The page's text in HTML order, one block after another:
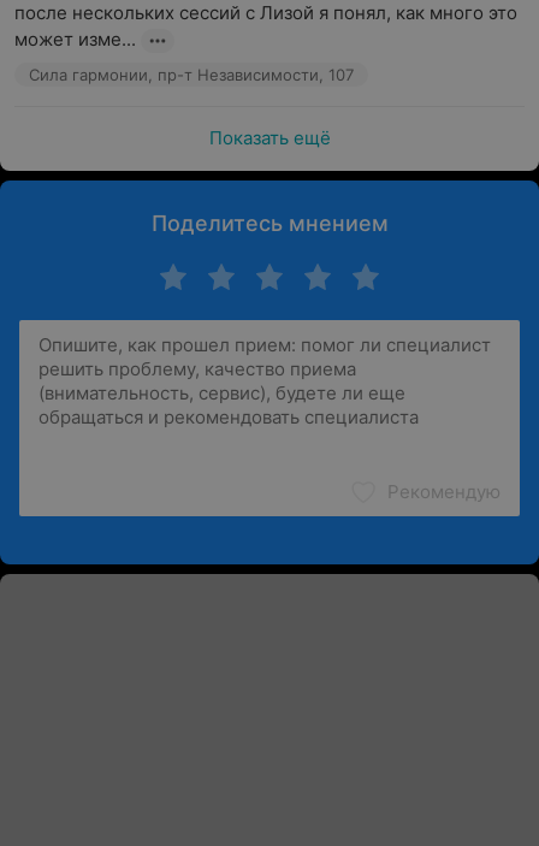
после нескольких сессий с Лизой я понял, как много это
может изме...
Сила гармонии, пр-т Независимости, 107
Показать ещё
Поделитесь мнением
Рекомендую